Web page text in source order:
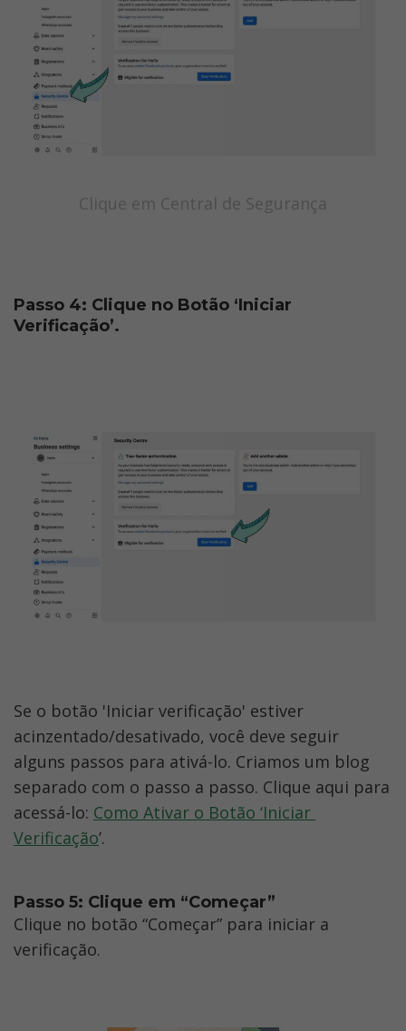
Clique em Central de Segurança
Passo 4: Clique no Botão ‘Iniciar
Verificação’.
Se o botão 'Iniciar verificação' estiver
acinzentado/desativado, você deve seguir
alguns passos para ativá-lo. Criamos um blog
separado com o passo a passo. Clique aqui para
acessá-lo: Como Ativar o Botão ‘Iniciar
Verificação’.
Passo 5: Clique em “Começar”
Clique no botão “Começar” para iniciar a
verificação.